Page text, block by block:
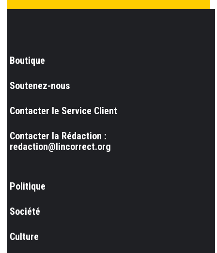
Boutique
Soutenez-nous
Contacter le Service Client
Contacter la Rédaction :
redaction@lincorrect.org
Politique
Société
Culture